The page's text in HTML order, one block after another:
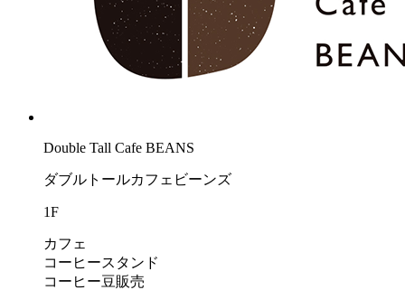
Double Tall Cafe BEANS
ダブルトールカフェビーンズ
1F
カフェ
コーヒースタンド
コーヒー豆販売